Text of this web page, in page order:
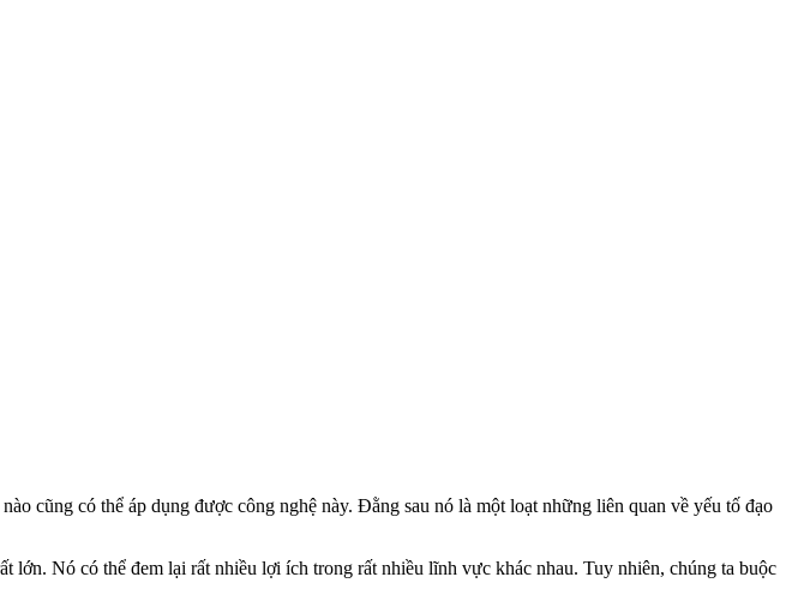
cũng có thể áp dụng được công nghệ này. Đằng sau nó là một loạt những liên quan về yếu tố đạo
Nó có thể đem lại rất nhiều lợi ích trong rất nhiều lĩnh vực khác nhau. Tuy nhiên, chúng ta buộc